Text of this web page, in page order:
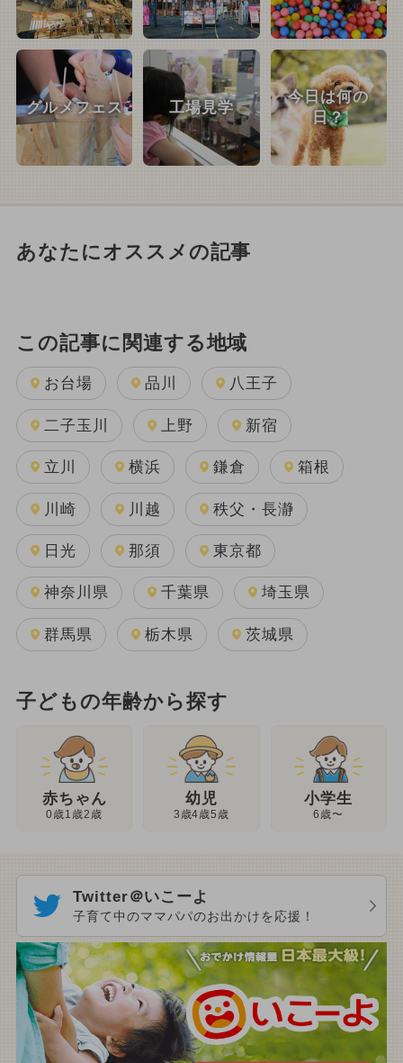
グルメフェス 工場見学
今日は何の
日？
あなたにオススメの記事
この記事に関連する地域
お台場 品川 八王子
二子玉川 上野 新宿
立川 横浜 鎌倉 箱根
川崎 川越 秩父・長瀞
日光 那須 東京都
神奈川県 千葉県 埼玉県
群馬県 栃木県 茨城県
子どもの年齢から探す
赤ちゃん
0歳1歳2歳
幼児
3歳4歳5歳
小学生
6歳〜
Twitter＠いこーよ
子育て中のママパパのお出かけを応援！